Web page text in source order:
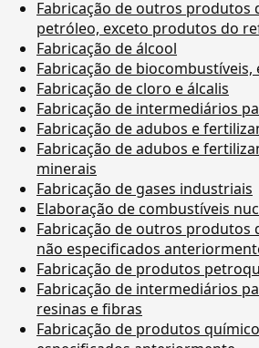
Fabricação de outros produtos
petróleo, exceto produtos do
Fabricação de álcool
Fabricação de biocombustíveis,
Fabricação de cloro e álcalis
Fabricação de intermediários
Fabricação de adubos e
Fabricação de adubos e
minerais
Fabricação de gases industriais
Elaboração de combustíveis
Fabricação de outros produtos
não especificados
Fabricação de produtos
Fabricação de intermediários
resinas e fibras
Fabricação de produtos